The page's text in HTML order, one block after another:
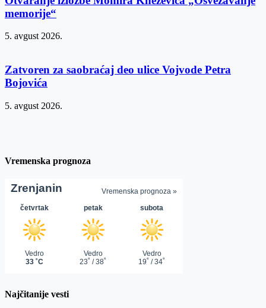
memorije“
5. avgust 2026.
Zatvoren za saobraćaj deo ulice Vojvode Petra
Bojovića
5. avgust 2026.
Vremenska prognoza
Najčitanije vesti